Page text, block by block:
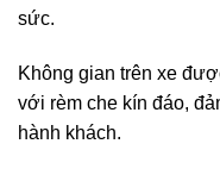
sức.
Không gian trên xe
với rèm che kín đáo,
hành khách.